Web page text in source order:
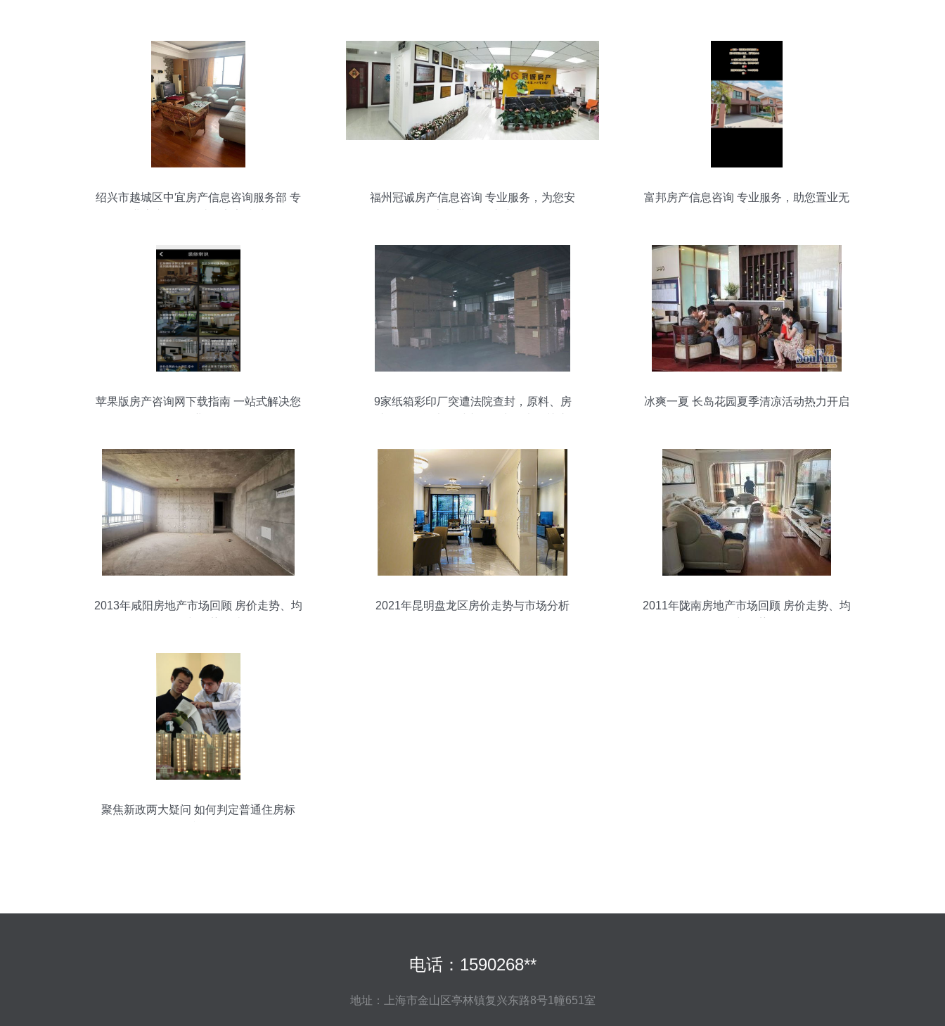
绍兴市越城区中宜房产信息咨询服务部 专
福州冠诚房产信息咨询 专业服务，为您安
富邦房产信息咨询 专业服务，助您置业无
苹果版房产咨询网下载指南 一站式解决您
9家纸箱彩印厂突遭法院查封，原料、房
冰爽一夏 长岛花园夏季清凉活动热力开启
2013年咸阳房地产市场回顾 房价走势、均
2021年昆明盘龙区房价走势与市场分析
2011年陇南房地产市场回顾 房价走势、均
聚焦新政两大疑问 如何判定普通住房标
电话：1590268**
地址：上海市金山区亭林镇复兴东路8号1幢651室